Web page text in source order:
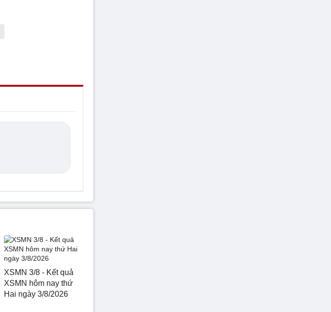
XSMN 3/8 - Kết quả
XSMN hôm nay thứ
Hai ngày 3/8/2026